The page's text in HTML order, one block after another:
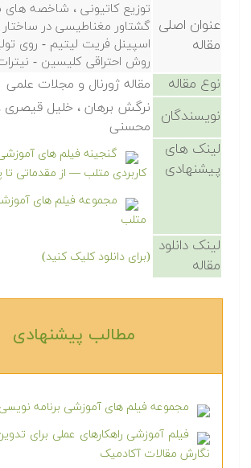
عنوان اصلی
مقاله
توزیع کاتیونی ، شاخصه های
گشتاور مغناطیسی در ساختار
اسپینل فریت لیتیم - روی
روش احتراقی کلیسین -
نوع مقاله مقاله ژورنال و مجلات علمی
نویسندگان
نرگش برهان ، خلیل
محسنی
لینک های
پیشنهادی
گنجینه فیلم های
کاربردی متلب — از مقدماتی تا
مجموعه فیلم های
متلب
لینک دانلود
مقاله
(برای دانلود کلیک کنید)
مطالب پیشنهادی‎
مجموعه فیلم های آموزشی برنامه
فیلم آموزشی راهکارهای عملی برای
نگارش مقالات آکادمیک